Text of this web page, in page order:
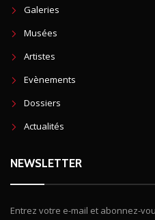
Galeries
Musées
Artistes
Evènements
Dossiers
Actualités
NEWSLETTER
Entrez votre e-mail et abonnez-